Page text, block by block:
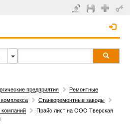
предприятия
Ремонтные
комплекса
Станкоремонтные заводы
компаний
Прайс лист на ООО Тверская